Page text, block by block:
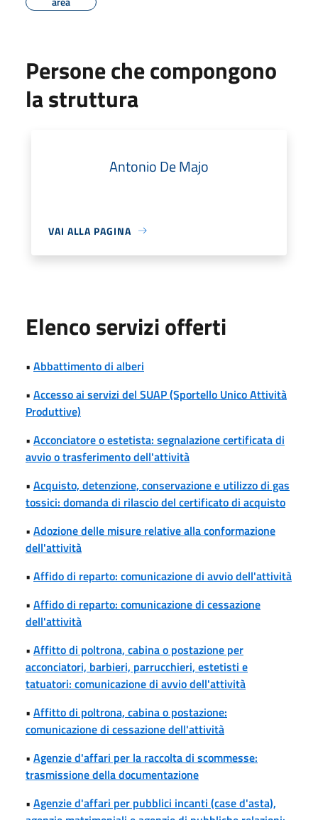
Persone che compongono
la struttura
Antonio De Majo
VAI ALLA PAGINA
Elenco servizi offerti
• Abbattimento di alberi
• Accesso ai servizi del SUAP (Sportello Unico Attività
Produttive)
• Acconciatore o estetista: segnalazione certificata di
avvio o trasferimento dell'attività
• Acquisto, detenzione, conservazione e utilizzo di gas
tossici: domanda di rilascio del certificato di acquisto
• Adozione delle misure relative alla conformazione
dell'attività
• Affido di reparto: comunicazione di avvio dell'attività
• Affido di reparto: comunicazione di cessazione
dell'attività
• Affitto di poltrona, cabina o postazione per
acconciatori, barbieri, parrucchieri, estetisti e
tatuatori: comunicazione di avvio dell'attività
• Affitto di poltrona, cabina o postazione:
comunicazione di cessazione dell'attività
• Agenzie d'affari per la raccolta di scommesse:
trasmissione della documentazione
• Agenzie d'affari per pubblici incanti (case d'asta),